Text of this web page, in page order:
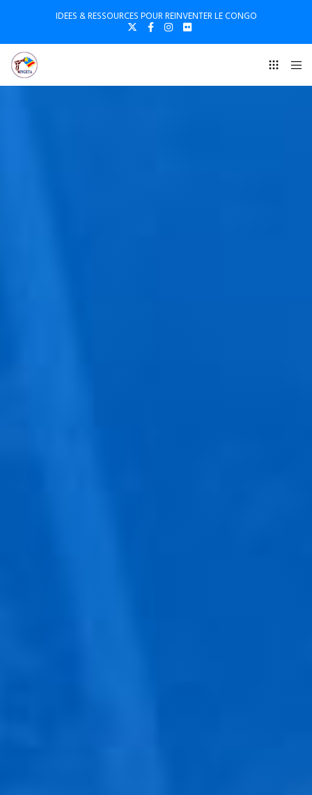
IDEES & RESSOURCES POUR REINVENTER LE CONGO